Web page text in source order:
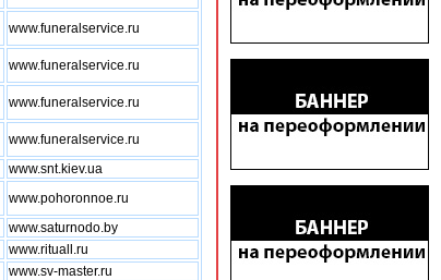
www.funeralservice.ru
www.funeralservice.ru
www.funeralservice.ru
www.funeralservice.ru
www.snt.kiev.ua
www.pohoronnoe.ru
www.saturnodo.by
www.rituall.ru
www.sv-master.ru